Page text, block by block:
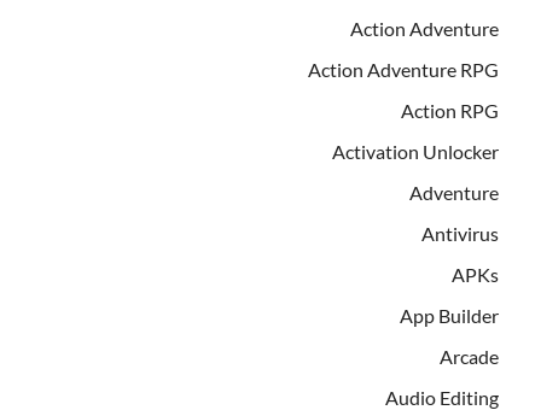
Action Adventure
Action Adventure RPG
Action RPG
Activation Unlocker
Adventure
Antivirus
APKs
App Builder
Arcade
Audio Editing